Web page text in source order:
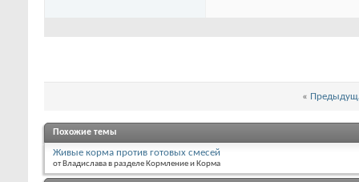
«
Похожие темы
Живые корма против готовых смесей
от Владислава в разделе Кормление и Корма